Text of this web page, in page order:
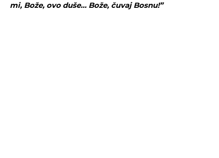
mi, Bože, ovo duše… Bože, čuvaj Bosnu!”